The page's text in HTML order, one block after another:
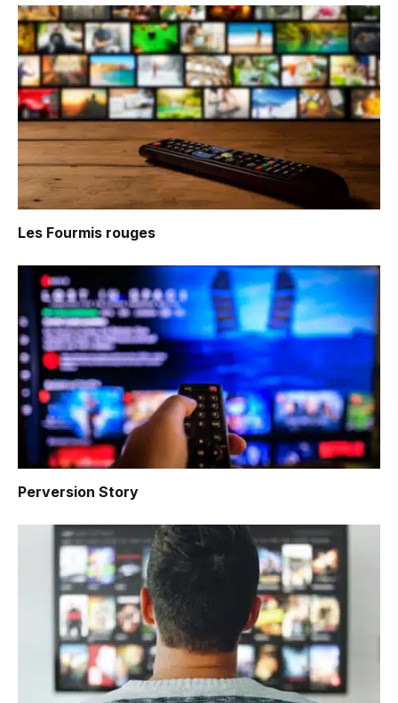
Les Fourmis rouges
Perversion Story